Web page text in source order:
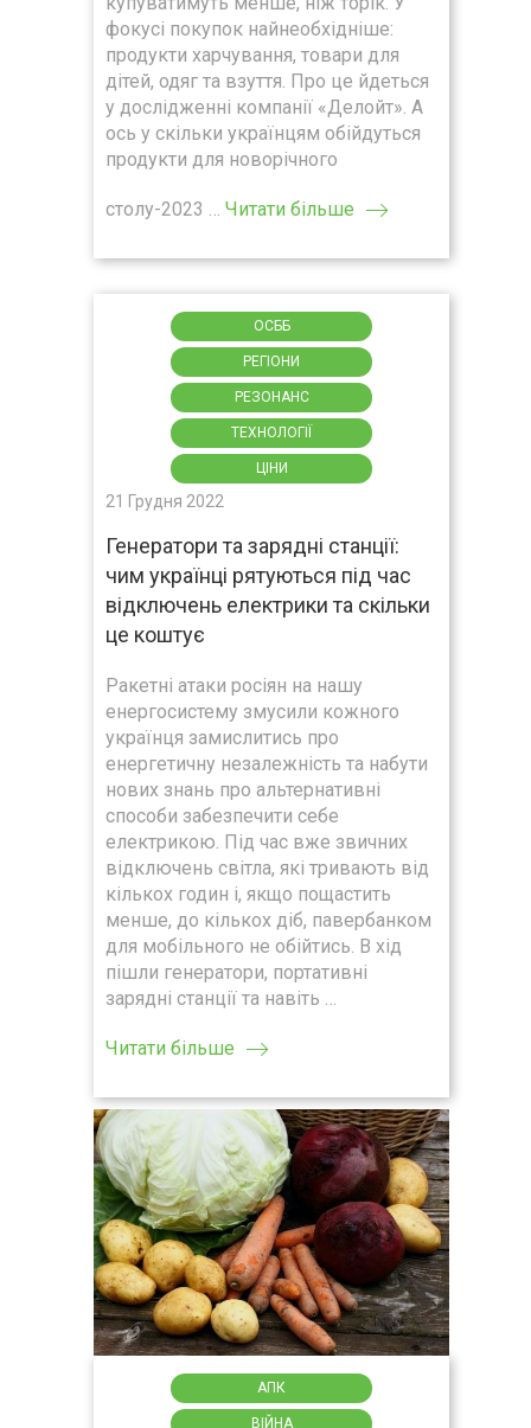
фокусі покупок найнеобхідніше:
продукти харчування, товари для
дітей, одяг та взуття. Про це йдеться
у дослідженні компанії «Делойт». А
ось у скільки українцям обійдуться
продукти для новорічного
столу-2023 … Читати більше
ОСББ
РЕГІОНИ
РЕЗОНАНС
ТЕХНОЛОГІЇ
ЦІНИ
21 Грудня 2022
Генератори та зарядні станції:
чим українці рятуються під час
відключень електрики та скільки
це коштує
Ракетні атаки росіян на нашу
енергосистему змусили кожного
українця замислитись про
енергетичну незалежність та набути
нових знань про альтернативні
способи забезпечити себе
електрикою. Під час вже звичних
відключень світла, які тривають від
кількох годин і, якщо пощастить
менше, до кількох діб, павербанком
для мобільного не обійтись. В хід
пішли генератори, портативні
зарядні станції та навіть …
Читати більше
АПК
ВІЙНА